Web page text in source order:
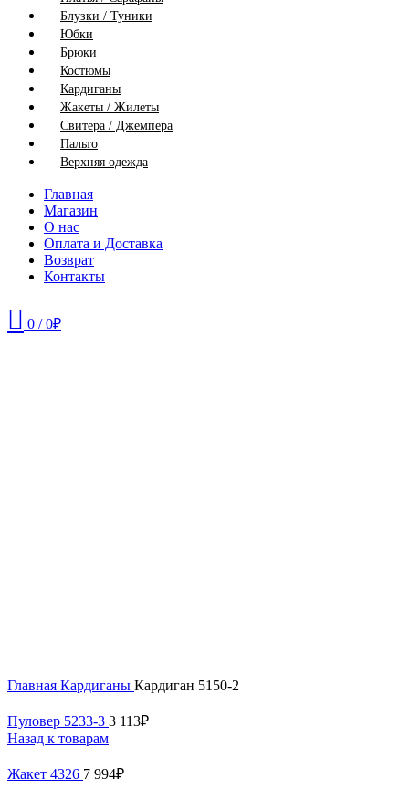
Блузки / Туники
Юбки
Брюки
Костюмы
Кардиганы
Жакеты / Жилеты
Свитера / Джемпера
Пальто
Верхняя одежда
Главная
Магазин
О нас
Оплата и Доставка
Возврат
Контакты
0 / 0₽
Главная Кардиганы Кардиган 5150-2
Пуловер 5233-3 3 113₽
Назад к товарам
Жакет 4326 7 994₽